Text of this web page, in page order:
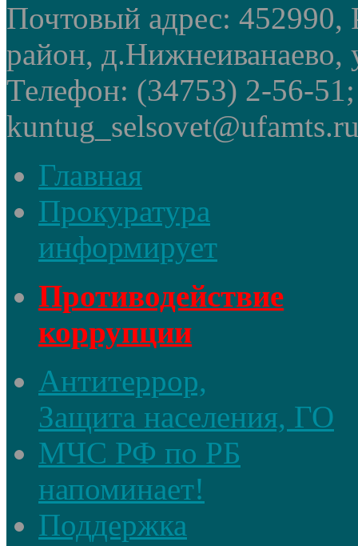
Почтовый адрес: 452990,
район, д.Нижнеиванаево,
Телефон: (34753) 2-56-
Главная
Прокуратура
информирует
Противодействие
коррупции
Антитеррор,
Защита населения, ГО
МЧС РФ по РБ
напоминает!
Поддержка